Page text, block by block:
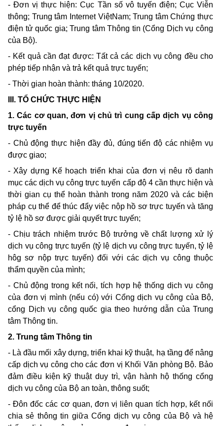
- Đơn vị thực hiện: Cục Tần số vô tuyến điện; Cục Viễn
thông; Trung tâm Internet ViệtNam; Trung tâm Chứng thực
điện tử quốc gia; Trung tâm Thông tin (Cổng Dịch vụ công
của Bộ).
- Kết quả cần đạt được: Tất cả các dịch vụ công đều cho
phép tiếp nhận và trả kết quả trực tuyến;
- Thời gian hoàn thành: tháng 10/2020.
III. TỔ CHỨC THỰC HIỆN
1. Các cơ quan, đơn vị chủ trì cung cấp dịch vụ công
trực tuyến
- Chủ động thực hiện đầy đủ, đúng tiến độ các nhiệm vụ
được giao;
- Xây dựng Kế hoạch triển khai của đơn vị nêu rõ danh
mục các dịch vụ công trực tuyến cấp độ 4 cần thực hiện và
thời gian cụ thể hoàn thành trong năm 2020 và các biện
pháp cụ thể để thúc đẩy việc nộp hồ sơ trực tuyến và tăng
tỷ lệ hồ sơ được giải quyết trực tuyến;
- Chịu trách nhiệm trước Bộ trưởng về chất lượng xử lý
dịch vụ công trực tuyến (tỷ lệ dịch vụ công trực tuyến, tỷ lệ
hôg sơ nộp trực tuyến) đối với các dịch vụ công thuộc
thẩm quyền của mình;
- Chủ động trong kết nối, tích hợp hệ thống dịch vụ công
của đơn vị mình (nếu có) với Cổng dịch vụ công của Bộ,
cổng Dịch vụ công quốc gia theo hướng dẫn của Trung
tâm Thông tin.
2. Trung tâm Thông tin
- Là đầu mối xây dựng, triển khai kỹ thuật, hạ tầng để nâng
cấp dịch vụ công cho các đơn vị Khối Văn phòng Bộ. Bảo
đảm điều kiện kỹ thuật duy trì, vận hành hộ thống cổng
dịch vụ công của Bộ an toàn, thông suốt;
- Đôn đốc các cơ quan, đơn vị liên quan tích hợp, kết nối
chia sẻ thông tin giữa Cổng dịch vụ công của Bộ và hệ